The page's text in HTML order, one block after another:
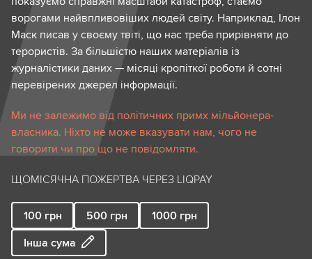
ворогами найвпливовіших людей світу. Наприклад, Ілон
Маск писав у своєму твіті, що нас треба прирівняти до
терористів. За більшістю наших матеріалів із
журналістики даних — місяці кропіткої роботи й сотні
перевірених джерел інформації.
Ми не залежимо від політичних примх мільйонера-
власника. Ніхто не може вказувати нам, чого не
говорити чи про що не повідомляти.
ЩОМІСЯЧНА ПОЖЕРТВА ЧЕРЕЗ LIQPAY
100 грн 500 грн 1000 грн
Інша сума